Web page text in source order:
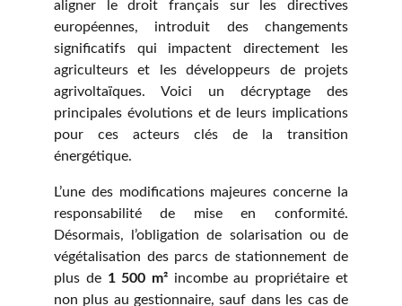
aligner le droit français sur les directives
européennes, introduit des changements
significatifs qui impactent directement les
agriculteurs et les développeurs de projets
agrivoltaïques. Voici un décryptage des
principales évolutions et de leurs implications
pour ces acteurs clés de la transition
énergétique.
L’une des modifications majeures concerne la
responsabilité de mise en conformité.
Désormais, l’obligation de solarisation ou de
végétalisation des parcs de stationnement de
plus de 1 500 m² incombe au propriétaire et
non plus au gestionnaire, sauf dans les cas de